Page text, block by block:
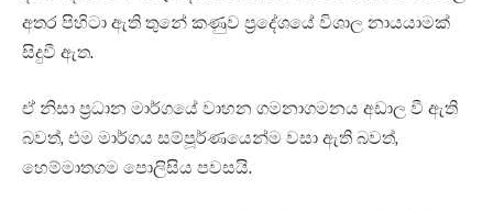
අතර පිහිටා ඇති තුනේ කණුව ප්‍රදේශයේ විශාල නායයාමක්
සිදුවී ඇත.
ඒ නිසා ප්‍රධාන මාර්ගයේ වාහන ගමනාගමනය අඩාල වී ඇති
බවත්, එම මාර්ගය සම්පූර්ණයෙන්ම වසා ඇති බවත්,
හෙම්මාතගම පොලිසිය පවසයි.